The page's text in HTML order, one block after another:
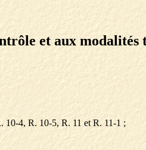
et aux modalités
10-4, R. 10-5, R. 11 et R. 11-1 ;